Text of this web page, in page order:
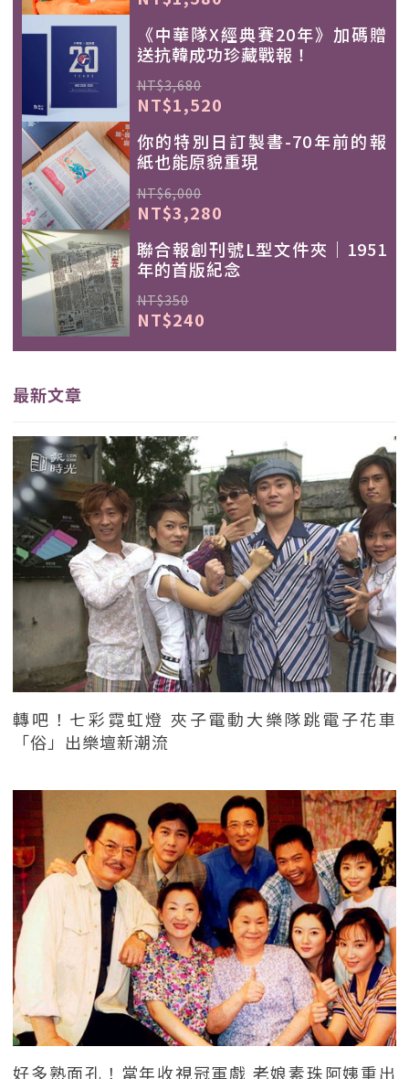
《中華隊X經典賽20年》加碼贈
送抗韓成功珍藏戰報！
NT$3,680
NT$1,520
你的特別日訂製書-70年前的報
紙也能原貌重現
NT$6,000
NT$3,280
聯合報創刊號L型文件夾｜1951
年的首版紀念
NT$350
NT$240
最新文章
轉吧！七彩霓虹燈 夾子電動大樂隊跳電子花車
「俗」出樂壇新潮流
好多熟面孔！當年收視冠軍戲 老娘素珠阿姨重出